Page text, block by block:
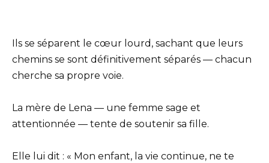
Ils se séparent le cœur lourd, sachant que leurs
chemins se sont définitivement séparés — chacun
cherche sa propre voie.
La mère de Lena — une femme sage et
attentionnée — tente de soutenir sa fille.
Elle lui dit : « Mon enfant, la vie continue, ne te